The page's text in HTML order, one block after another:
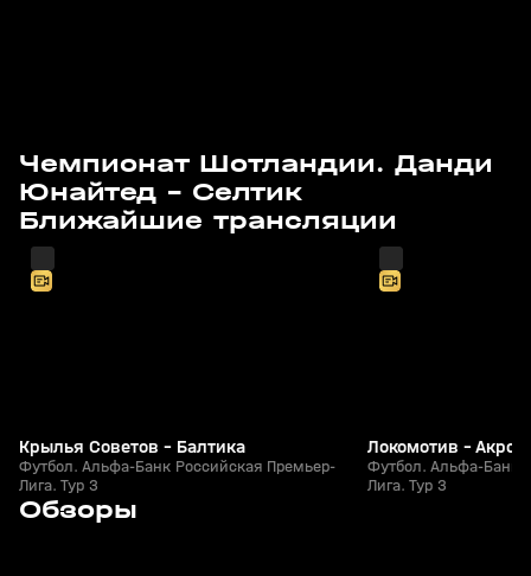
Чемпионат Шотландии. Данди
Юнайтед - Селтик
Ближайшие трансляции
Завтра, 15:00
Крылья Советов - Балтика
Футбол. Альфа-Банк Российская Премьер-
Лига. Тур 3
Локомотив - Акрон
Футбол. Альфа-Банк
Лига. Тур 3
Обзоры
06 авг, 18:10 05 авг, 23:40